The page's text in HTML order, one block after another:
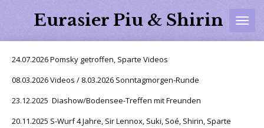
HauptinhaltEurasier Piu & Shirin
24.07.2026 Pomsky getroffen, Sparte Videos
08.03.2026 Videos / 8.03.2026 Sonntagmorgen-Runde
23.12.2025 Diashow/Bodensee-Treffen mit Freunden
20.11.2025 S-Wurf 4 Jahre, Sir Lennox, Suki, Soé, Shirin, Sparte